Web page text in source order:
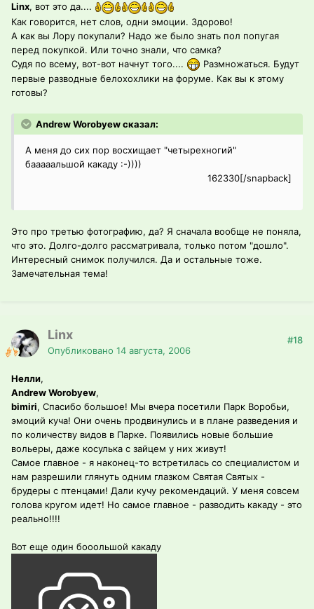
Linx, вот это да....
Как говорится, нет слов, одни эмоции. Здорово!
А как вы Лору покупали? Надо же было знать пол попугая
перед покупкой. Или точно знали, что самка?
Судя по всему, вот-вот начнут того....
Размножаться. Будут
первые разводные белохохлики на форуме. Как вы к этому
готовы?
Andrew Worobyew сказал:
А меня до сих пор восхищает "четырехногий"
бааааальшой какаду :-))))
162330[/snapback]
Это про третью фотографию, да? Я сначала вообще не поняла,
что это. Долго-долго рассматривала, только потом "дошло".
Интересный снимок получился. Да и остальные тоже.
Замечательная тема!
Linx
Опубликовано 14 августа, 2006
#18
Нелли,
Andrew Worobyew,
bimiri, Спасибо большое! Мы вчера посетили Парк Воробьи,
эмоций куча! Они очень продвинулись и в плане разведения и
по количеству видов в Парке. Появились новые большие
вольеры, даже косулька с зайцем у них живут!
Самое главное - я наконец-то встретилась со специалистом и
нам разрешили глянуть одним глазком Святая Святых -
брудеры с птенцами! Дали кучу рекомендаций. У меня совсем
голова кругом идет! Но самое главное - разводить какаду - это
реально!!!!
Вот еще один бооольшой какаду